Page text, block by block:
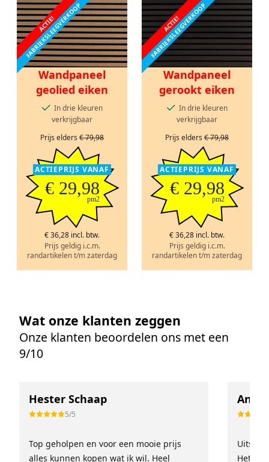
ACTIE!
FABRIEKSLEEGVERKOOP
Wandpaneel
geolied eiken
In drie kleuren
verkrijgbaar
Prijs elders € 79,98
ACTIEPRIJS VANAF
€ 29,98
pm2
€ 36,28 incl. btw.
Prijs geldig i.c.m.
randartikelen t/m zaterdag
ACTIE!
FABRIEKSLEEGVERKOOP
Wandpaneel
gerookt eiken
In drie kleuren
verkrijgbaar
Prijs elders € 79,98
ACTIEPRIJS VANAF
€ 29,98
pm2
€ 36,28 incl. btw.
Prijs geldig i.c.m.
randartikelen t/m zaterdag
Wat onze klanten zeggen
Onze klanten beoordelen ons met een
9/10
Hester Schaap
5/5
Top geholpen en voor een mooie prijs
alles kunnen kopen wat ik wil. Heel
Anne
Het